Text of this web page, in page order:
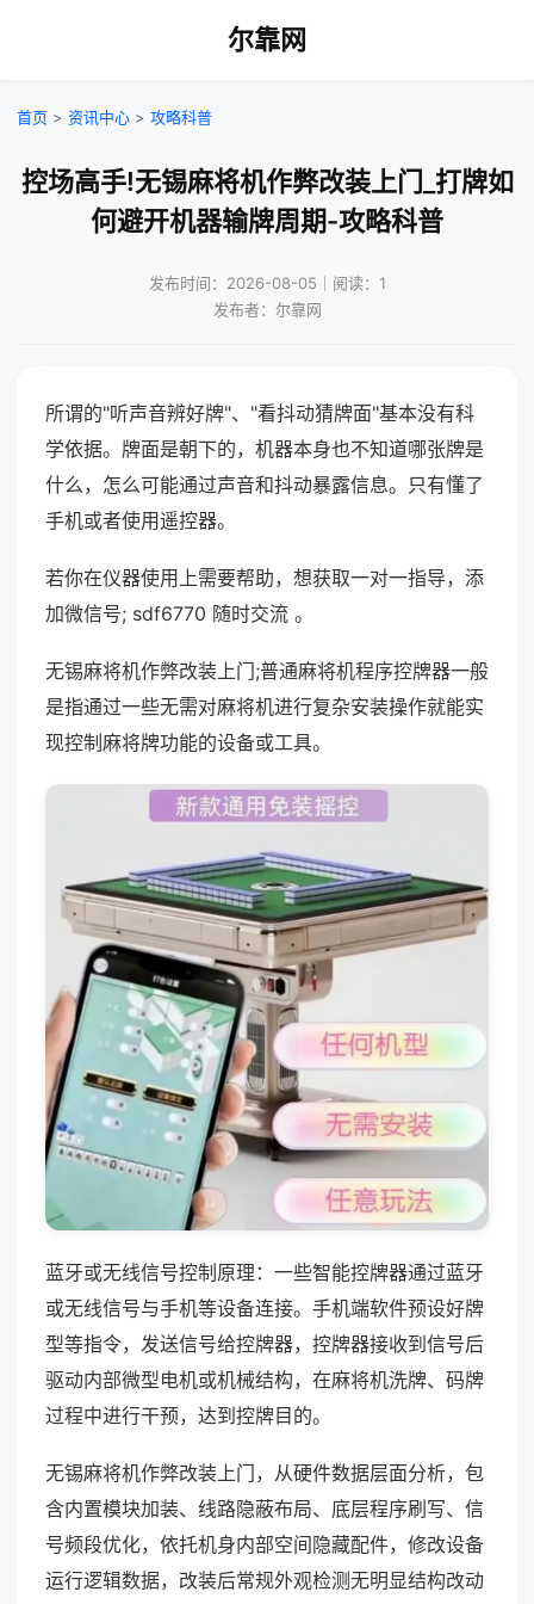
尔靠网
首页 > 资讯中心 > 攻略科普
控场高手!无锡麻将机作弊改装上门_打牌如
何避开机器输牌周期-攻略科普
发布时间：2026-08-05｜阅读：1
发布者：尔靠网
所谓的"听声音辨好牌"、"看抖动猜牌面"基本没有科
学依据。牌面是朝下的，机器本身也不知道哪张牌是
什么，怎么可能通过声音和抖动暴露信息。只有懂了
手机或者使用遥控器。
若你在仪器使用上需要帮助，想获取一对一指导，添
加微信号; sdf6770 随时交流 。
无锡麻将机作弊改装上门;普通麻将机程序控牌器一般
是指通过一些无需对麻将机进行复杂安装操作就能实
现控制麻将牌功能的设备或工具。
蓝牙或无线信号控制原理：一些智能控牌器通过蓝牙
或无线信号与手机等设备连接。手机端软件预设好牌
型等指令，发送信号给控牌器，控牌器接收到信号后
驱动内部微型电机或机械结构，在麻将机洗牌、码牌
过程中进行干预，达到控牌目的。
无锡麻将机作弊改装上门，从硬件数据层面分析，包
含内置模块加装、线路隐蔽布局、底层程序刷写、信
号频段优化，依托机身内部空间隐藏配件，修改设备
运行逻辑数据，改装后常规外观检测无明显结构改动